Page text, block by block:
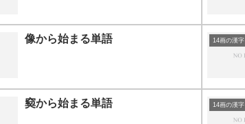
像から始まる単語 14画の漢字
窫から始まる単語 14画の漢字